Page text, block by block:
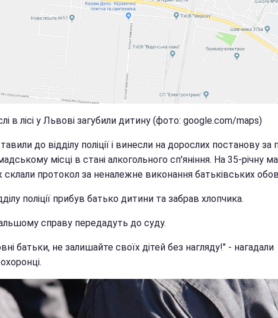
в лісі у Львові загубили дитину (фото: google.com/maps)
до відділу поліції і винесли на дорослих постанову за
місці в стані алкогольного сп'яніння. На 35-річну
склали протокол за неналежне виконання батьківських
поліції прибув батько дитини та забрав хлопчика.
справу передадуть до суду.
батьки, не залишайте своїх дітей без нагляду!" - нагадали